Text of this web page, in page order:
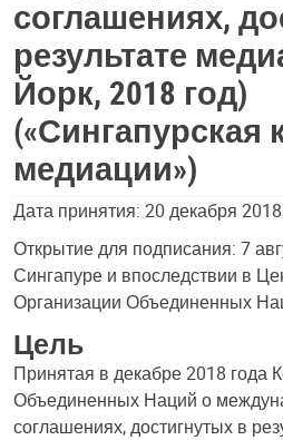
соглашениях,
результате
Йорк, 2018 год)
(«Сингапурская
медиации»)
Дата принятия: 20 декабря
Открытие для подписания: 7
Сингапуре и впоследствии в
Организации Объединенных
Цель
Принятая в декабре 2018 года
Объединенных Наций о
соглашениях, достигнутых в